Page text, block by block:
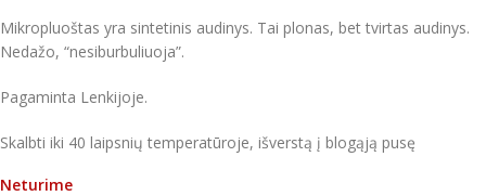
Mikropluoštas yra sintetinis audinys. Tai plonas, bet tvirtas audinys.
Nedažo, “nesiburbuliuoja”.
Pagaminta Lenkijoje.
Skalbti iki 40 laipsnių temperatūroje, išverstą į blogąją pusę
Neturime